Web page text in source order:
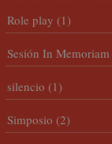
Role play (1)
Sesión In Memoriam
silencio (1)
Simposio (2)